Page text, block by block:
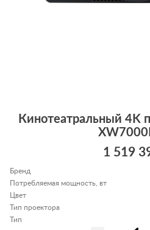
Кинотеатральный 4K
1 519
Бренд
Потребляемая мощность, вт
Цвет
Тип проектора
Тип